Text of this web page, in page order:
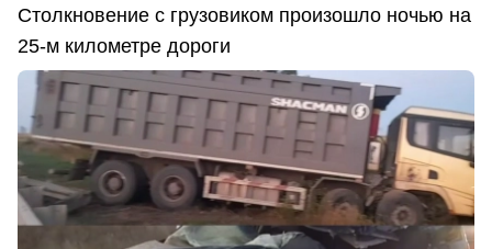
Столкновение с грузовиком произошло ночью на
25-м километре дороги